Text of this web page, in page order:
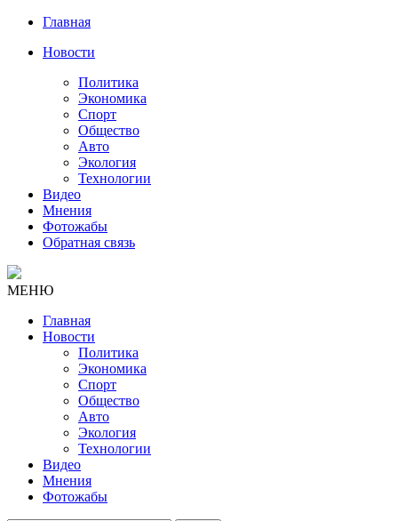
Главная
Новости
Политика
Экономика
Спорт
Общество
Авто
Экология
Технологии
Видео
Мнения
Фотожабы
Обратная связь
МЕНЮ
Главная
Новости
Политика
Экономика
Спорт
Общество
Авто
Экология
Технологии
Видео
Мнения
Фотожабы